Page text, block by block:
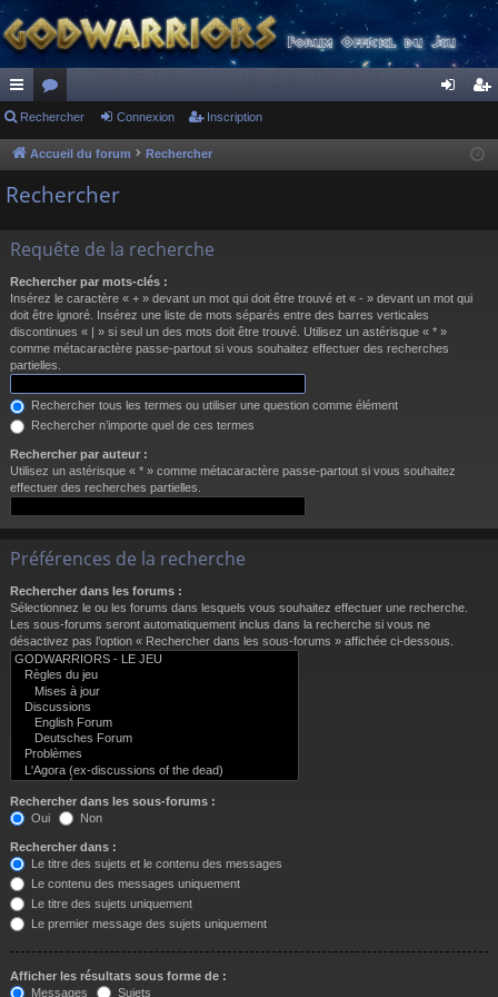
ac
co
ur
s
or
u
m
cri
Rechercher Connexion Inscription
Accueil du forum Rechercher
Rechercher
Requête de la recherche
Rechercher par mots-clés :
Insérez le caractère « + » devant un mot qui doit être trouvé et « - » devant un mot qui
doit être ignoré. Insérez une liste de mots séparés entre des barres verticales
discontinues « | » si seul un des mots doit être trouvé. Utilisez un astérisque « * »
comme métacaractère passe-partout si vous souhaitez effectuer des recherches
partielles.
Rechercher tous les termes ou utiliser une question comme élément
Rechercher n’importe quel de ces termes
Rechercher par auteur :
Utilisez un astérisque « * » comme métacaractère passe-partout si vous souhaitez
effectuer des recherches partielles.
Préférences de la recherche
Rechercher dans les forums :
Sélectionnez le ou les forums dans lesquels vous souhaitez effectuer une recherche.
Les sous-forums seront automatiquement inclus dans la recherche si vous ne
désactivez pas l’option « Rechercher dans les sous-forums » affichée ci-dessous.
Rechercher dans les sous-forums :
Oui
Non
Rechercher dans :
Le titre des sujets et le contenu des messages
Le contenu des messages uniquement
Le titre des sujets uniquement
Le premier message des sujets uniquement
Afficher les résultats sous forme de :
Messages
Sujets